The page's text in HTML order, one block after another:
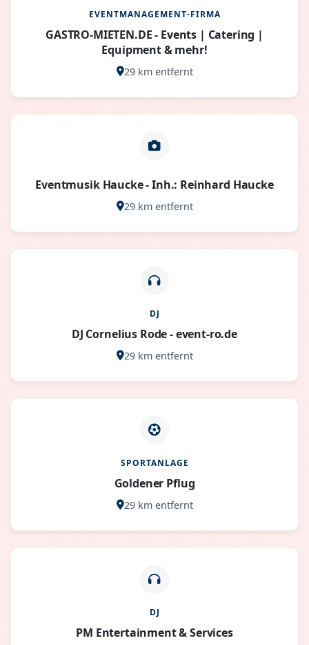
EVENTMANAGEMENT-FIRMA
GASTRO-MIETEN.DE - Events | Catering |
Equipment & mehr!
29 km entfernt
Eventmusik Haucke - Inh.: Reinhard Haucke
29 km entfernt
DJ
DJ Cornelius Rode - event-ro.de
29 km entfernt
SPORTANLAGE
Goldener Pflug
29 km entfernt
DJ
PM Entertainment & Services